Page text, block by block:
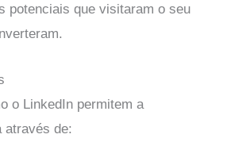
potenciais que visitaram o seu
o LinkedIn permitem a
através de: